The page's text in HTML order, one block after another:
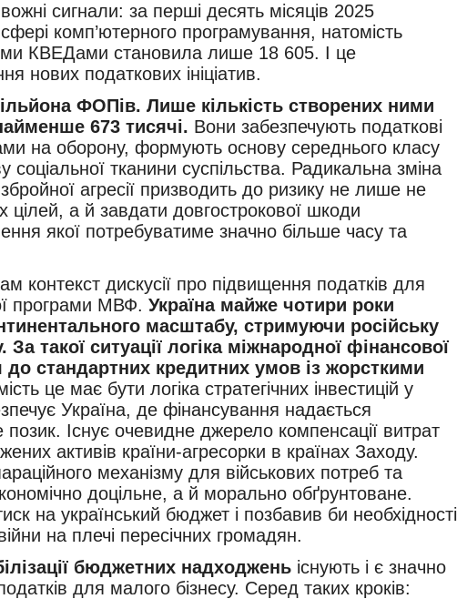
сигнали: за перші десять місяців 2025
комп’ютерного програмування, натомість
КВЕДами становила лише 18 605. І це
нових податкових ініціатив.
ФОПів. Лише кількість створених ними
673 тисячі. Вони забезпечують податкові
на оборону, формують основу середнього класу
тканини суспільства. Радикальна зміна
агресії призводить до ризику не лише не
цілей, а й завдати довгострокової шкоди
якої потребуватиме значно більше часу та
контекст дискусії про підвищення податків для
програми МВФ. Україна майже чотири роки
масштабу, стримуючи російську
такої ситуації логіка міжнародної фінансової
стандартних кредитних умов із жорсткими
це має бути логіка стратегічних інвестицій у
Україна, де фінансування надається
Існує очевидне джерело компенсації витрат
активів країни-агресорки в країнах Заходу.
механізму для військових потреб та
доцільне, а й морально обґрунтоване.
на український бюджет і позбавив би необхідності
на плечі пересічних громадян.
бюджетних надходжень існують і є значно
для малого бізнесу. Серед таких кроків: